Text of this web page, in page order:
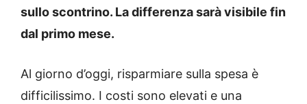
sullo scontrino. La differenza sarà visibile fin
dal primo mese.
Al giorno d’oggi, risparmiare sulla spesa è
difficilissimo. I costi sono elevati e una